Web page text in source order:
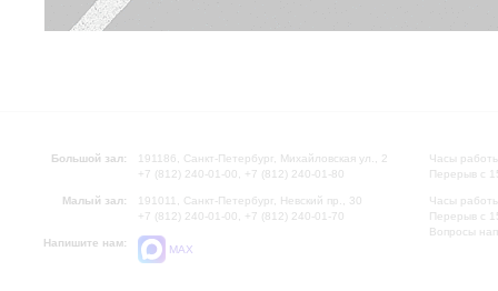
Большой зал:
191186, Санкт-Петербург, Михайловская ул., 2
+7 (812) 240-01-00, +7 (812) 240-01-80
Малый зал:
191011, Санкт-Петербург, Невский пр., 30
+7 (812) 240-01-00, +7 (812) 240-01-70
Напишите нам:
MAX
Часы
Перерыв с
Часы
Перерыв с
Вопросы